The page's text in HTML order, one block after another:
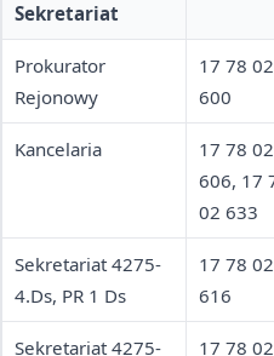
Sekretariat
Prokurator
Rejonowy
17 78 02
600
Kancelaria
17 78 02
606, 17
02 633
Sekretariat 4275-
4.Ds, PR 1 Ds
17 78 02
616
Sekretariat 4275-
17 78 02